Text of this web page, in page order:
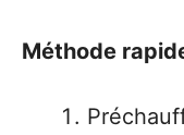
Méthode